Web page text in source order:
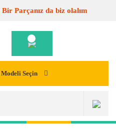
Parçanız da biz olalım
Seçin